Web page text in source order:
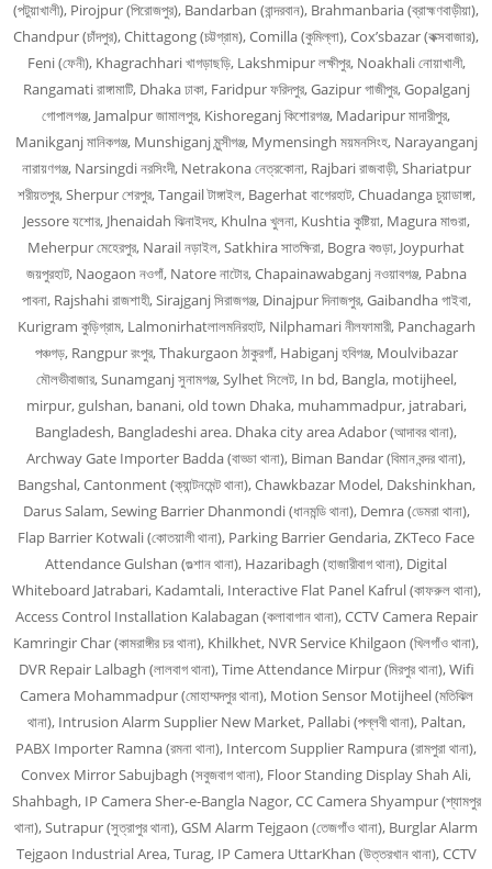
(পটুয়াখালী), Pirojpur (পিরোজপুর), Bandarban (বান্দরবান), Brahmanbaria (ব্রাহ্মণবাড়ীয়া),
Chandpur (চাঁদপুর), Chittagong (চট্টগ্রাম), Comilla (কুমিল্লা), Cox’sbazar (কক্সবাজার),
Feni (ফেনী), Khagrachhari খাগড়াছড়ি, Lakshmipur লক্ষীপুর, Noakhali নোয়াখালী,
Rangamati রাঙ্গামাটি, Dhaka ঢাকা, Faridpur ফরিদপুর, Gazipur গাজীপুর, Gopalganj
গোপালগঞ্জ, Jamalpur জামালপুর, Kishoreganj কিশোরগঞ্জ, Madaripur মাদারীপুর,
Manikganj মানিকগঞ্জ, Munshiganj মুন্সীগঞ্জ, Mymensingh ময়মনসিংহ, Narayanganj
নারায়ণগঞ্জ, Narsingdi নরসিংদী, Netrakona নেত্রকোনা, Rajbari রাজবাড়ী, Shariatpur
শরীয়তপুর, Sherpur শেরপুর, Tangail টাঙ্গাইল, Bagerhat বাগেরহাট, Chuadanga চুয়াডাঙ্গা,
Jessore যশোর, Jhenaidah ঝিনাইদহ, Khulna খুলনা, Kushtia কুষ্টিয়া, Magura মাগুরা,
Meherpur মেহেরপুর, Narail নড়াইল, Satkhira সাতক্ষিরা, Bogra বগুড়া, Joypurhat
জয়পুরহাট, Naogaon নওগাঁ, Natore নাটোর, Chapainawabganj নওয়াবগঞ্জ, Pabna
পাবনা, Rajshahi রাজশাহী, Sirajganj সিরাজগঞ্জ, Dinajpur দিনাজপুর, Gaibandha গাইবা,
Kurigram কুড়িগ্রাম, Lalmonirhatলালমনিরহাট, Nilphamari নীলফামারী, Panchagarh
পঞ্চগড়, Rangpur রংপুর, Thakurgaon ঠাকুরগাঁ, Habiganj হবিগঞ্জ, Moulvibazar
মৌলভীবাজার, Sunamganj সুনামগঞ্জ, Sylhet সিলেট, In bd, Bangla, motijheel,
mirpur, gulshan, banani, old town Dhaka, muhammadpur, jatrabari,
Bangladesh, Bangladeshi area. Dhaka city area Adabor (আদাবর থানা),
Archway Gate Importer Badda (বাড্ডা থানা), Biman Bandar (বিমান বন্দর থানা),
Bangshal, Cantonment (ক্যান্টনমেন্ট থানা), Chawkbazar Model, Dakshinkhan,
Darus Salam, Sewing Barrier Dhanmondi (ধানমন্ডি থানা), Demra (ডেমরা থানা),
Flap Barrier Kotwali (কোতয়ালী থানা), Parking Barrier Gendaria, ZKTeco Face
Attendance Gulshan (গুল্শান থানা), Hazaribagh (হাজারীবাগ থানা), Digital
Whiteboard Jatrabari, Kadamtali, Interactive Flat Panel Kafrul (কাফরুল থানা),
Access Control Installation Kalabagan (কলাবাগান থানা), CCTV Camera Repair
Kamringir Char (কামরাঙ্গীর চর থানা), Khilkhet, NVR Service Khilgaon (খিলগাঁও থানা),
DVR Repair Lalbagh (লালবাগ থানা), Time Attendance Mirpur (মিরপুর থানা), Wifi
Camera Mohammadpur (মোহাম্মদপুর থানা), Motion Sensor Motijheel (মতিঝিল
থানা), Intrusion Alarm Supplier New Market, Pallabi (পল্লবী থানা), Paltan,
PABX Importer Ramna (রমনা থানা), Intercom Supplier Rampura (রামপুরা থানা),
Convex Mirror Sabujbagh (সবুজবাগ থানা), Floor Standing Display Shah Ali,
Shahbagh, IP Camera Sher-e-Bangla Nagor, CC Camera Shyampur (শ্যামপুর
থানা), Sutrapur (সুত্রাপুর থানা), GSM Alarm Tejgaon (তেজগাঁও থানা), Burglar Alarm
Tejgaon Industrial Area, Turag, IP Camera UttarKhan (উত্তরখান থানা), CCTV